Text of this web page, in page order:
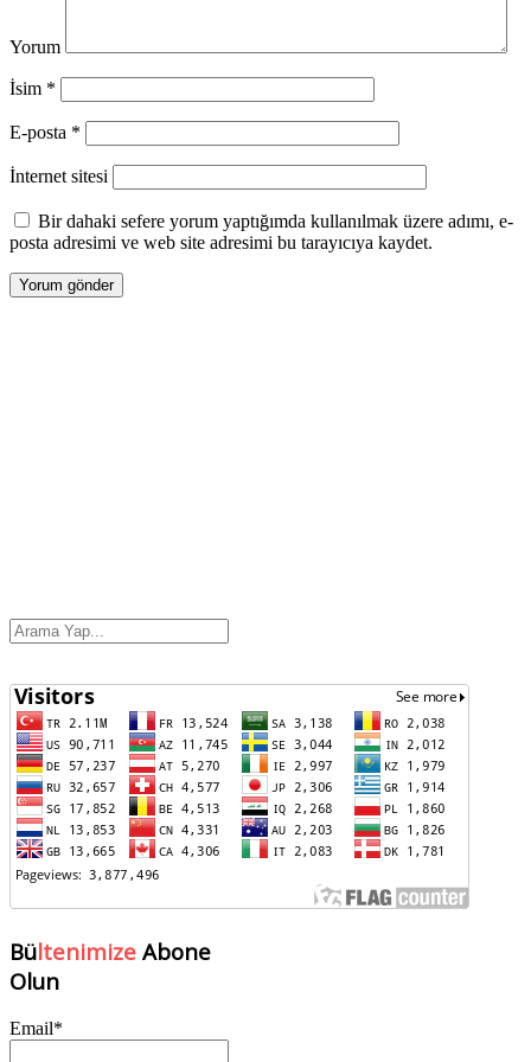
UZMANLARIMIZ İSPANYA’DA KURSA KATILDI
- 27 Temmuz 2026
ALMANYA’YA ÖĞRENİCİ GRUP HAREKETLİLİĞİ
GERÇEKLEŞTİRİLDİ- 27 Temmuz 2026
SASAM’DAN CUMHURBAŞKANLIĞI GÜVENLİK
İŞLERİ GENEL MÜDÜRÜNE ZİYARET - 22
Temmuz 2026
Yorum
İsim *
E-posta *
İnternet sitesi
Bir dahaki sefere yorum yaptığımda kullanılmak üzere adımı, e-
posta adresimi ve web site adresimi bu tarayıcıya kaydet.
Bültenimize Abone
Olun
Email*